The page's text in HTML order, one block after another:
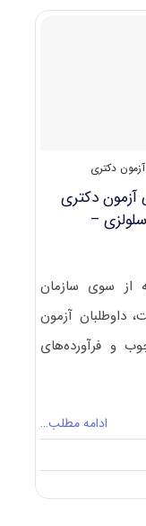
دکتری
دکتری
–
دفترچه آزمون دکتری ۱۴۰۶ که از سوی سازمان
آزمون
چوب و فرآورده‌های
ادامه مطلب…